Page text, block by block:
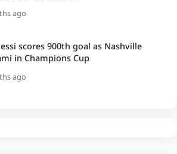
ago
scores 900th goal as Nashville
in Champions Cup
ago